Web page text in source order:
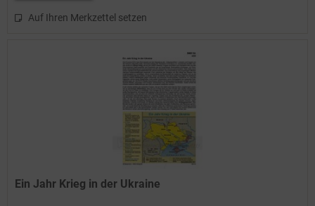
Auf Ihren Merkzettel setzen
Ein Jahr Krieg in der Ukraine